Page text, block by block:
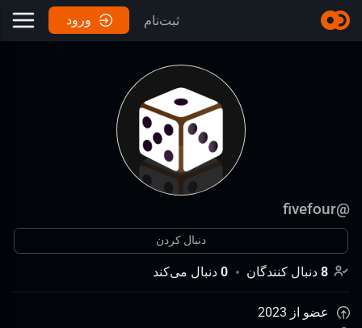
ثبت‌نام ورود
@
fivefour
دنبال کردن
8 دنبال کنندگان 0 دنبال می‌کند
عضو از 2023